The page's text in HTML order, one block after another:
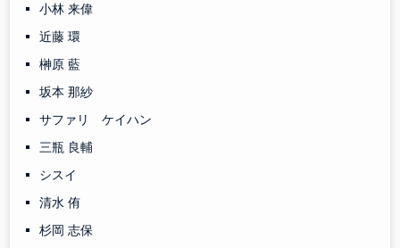
小林 来偉
近藤 環
榊原 藍
坂本 那紗
サファリ ケイハン
三瓶 良輔
シスイ
清水 侑
杉岡 志保